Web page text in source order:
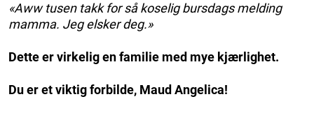
«Aww tusen takk for så koselig bursdags melding
mamma. Jeg elsker deg.»
Dette er virkelig en familie med mye kjærlighet.
Du er et viktig forbilde, Maud Angelica!